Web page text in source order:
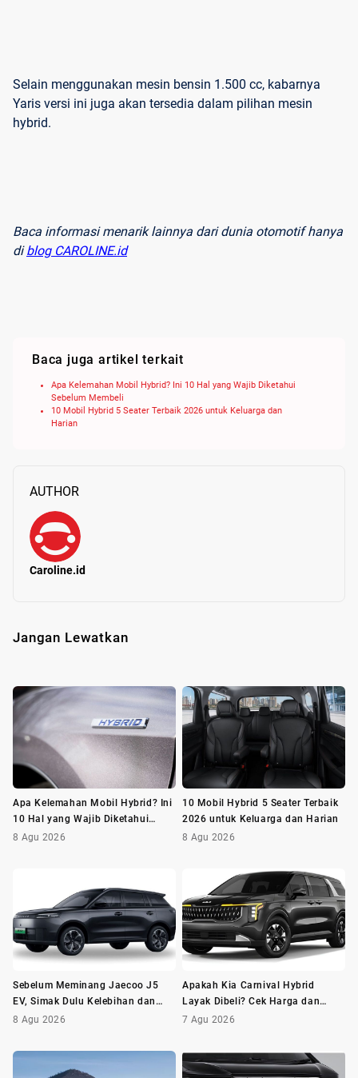
Selain menggunakan mesin bensin 1.500 cc, kabarnya
Yaris versi ini juga akan tersedia dalam pilihan mesin
hybrid.
Baca informasi menarik lainnya dari dunia otomotif hanya
diblog CAROLINE.id
Baca juga artikel terkait
Apa Kelemahan Mobil Hybrid? Ini 10 Hal yang Wajib Diketahui
Sebelum Membeli
10 Mobil Hybrid 5 Seater Terbaik 2026 untuk Keluarga dan
Harian
AUTHOR
Caroline.id
Jangan Lewatkan
Apa Kelemahan Mobil Hybrid? Ini
10 Hal yang Wajib Diketahui
Sebelum Membeli
8 Agu 2026
10 Mobil Hybrid 5 Seater Terbaik
2026 untuk Keluarga dan Harian
8 Agu 2026
Sebelum Meminang Jaecoo J5
EV, Simak Dulu Kelebihan dan
Kekurangannya
8 Agu 2026
Apakah Kia Carnival Hybrid
Layak Dibeli? Cek Harga dan
Minusnya Dulu
7 Agu 2026